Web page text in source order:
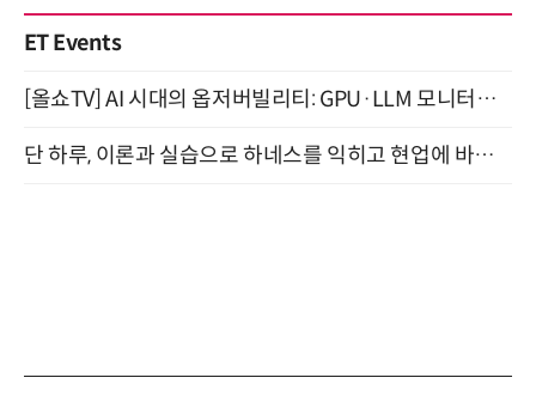
ET Events
[올쇼TV] AI 시대의 옵저버빌리티: GPU·LLM 모니터링부터 AI 기반 장애 대응까지 (8/11 생방송)
단 하루, 이론과 실습으로 하네스를 익히고 현업에 바로 쓰는 핸즈온 워크숍 (8/20)